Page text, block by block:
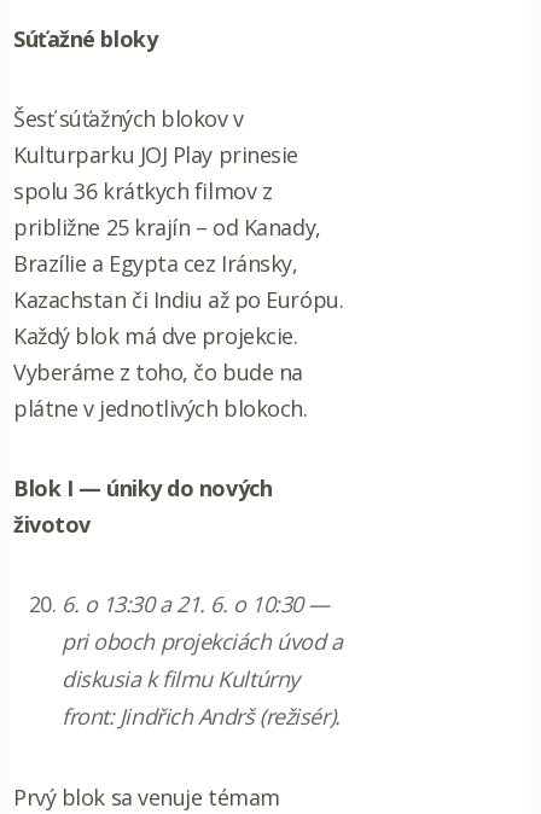
Súťažné bloky
Šesť súťažných blokov v
Kulturparku JOJ Play prinesie
spolu 36 krátkych filmov z
približne 25 krajín – od Kanady,
Brazílie a Egypta cez Iránsky,
Kazachstan či Indiu až po Európu.
Každý blok má dve projekcie.
Vyberáme z toho, čo bude na
plátne v jednotlivých blokoch.
Blok I — úniky do nových
životov
6. o 13:30 a 21. 6. o 10:30 —
pri oboch projekciách úvod a
diskusia k filmu Kultúrny
front: Jindřich Andrš (režisér).
Prvý blok sa venuje témam